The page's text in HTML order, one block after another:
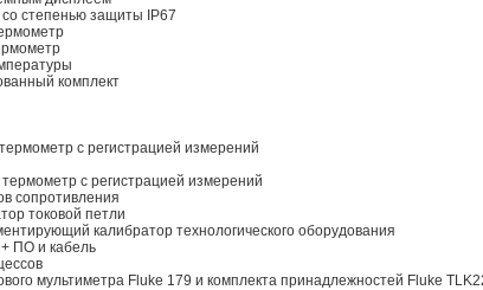
степенью защиты IP67
комплект
с регистрацией измерений
с регистрацией измерений
сопротивления
токовой петли
калибратор технологического оборудования
ПО и кабель
мультиметра Fluke 179 и комплекта принадлежностей Fluke